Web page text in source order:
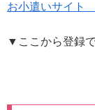
お小遣いサイト
▼ここから登録